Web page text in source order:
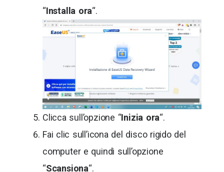
“Installa ora“.
Clicca sull’opzione “Inizia ora“.
Fai clic sull’icona del disco rigido del
computer e quindi sull’opzione
“Scansiona“.